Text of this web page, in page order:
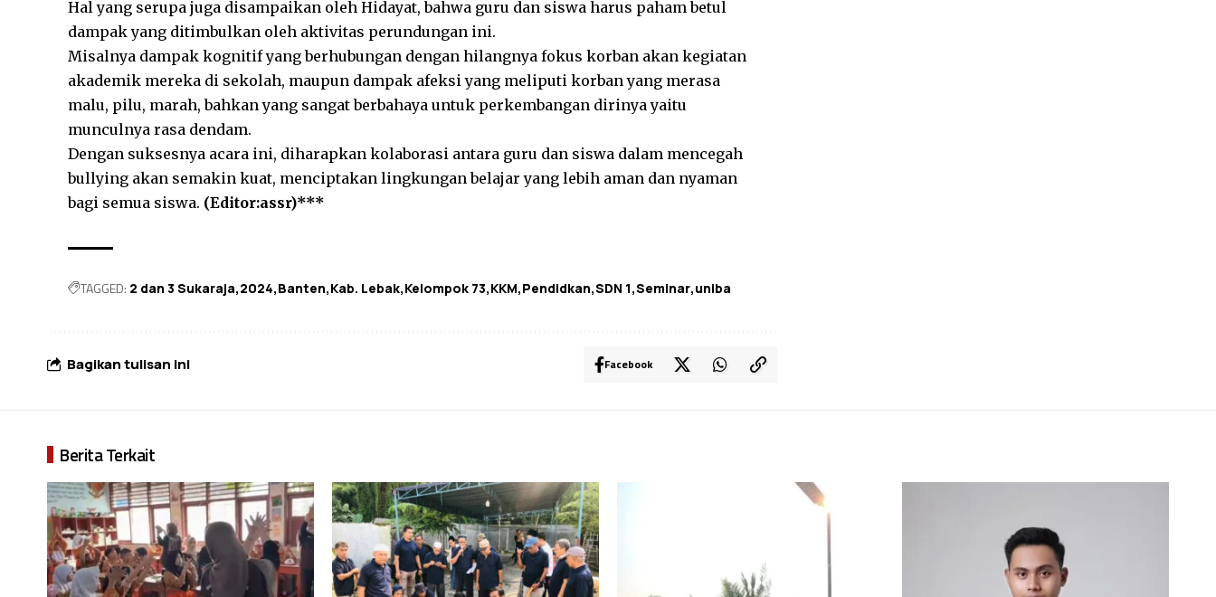
Hal yang serupa juga disampaikan oleh Hidayat, bahwa guru dan siswa harus paham betul
dampak yang ditimbulkan oleh aktivitas perundungan ini.
Misalnya dampak kognitif yang berhubungan dengan hilangnya fokus korban akan kegiatan
akademik mereka di sekolah, maupun dampak afeksi yang meliputikorban yang merasa
malu, pilu, marah, bahkan yang sangat berbahaya untuk perkembangan dirinya yaitu
munculnya rasa dendam.
Dengan suksesnya acara ini, diharapkan kolaborasi antara guru dan siswa dalam mencegah
bullying akan semakin kuat, menciptakan lingkungan belajar yang lebih aman dan nyaman
bagi semua siswa. (Editor:assr)***
TAGGED: 2 dan 3 Sukaraja 2024 Banten Kab. Lebak Kelompok 73 KKM Pendidkan SDN 1 Seminar uniba
Bagikan tulisan ini Facebook
Berita Terkait